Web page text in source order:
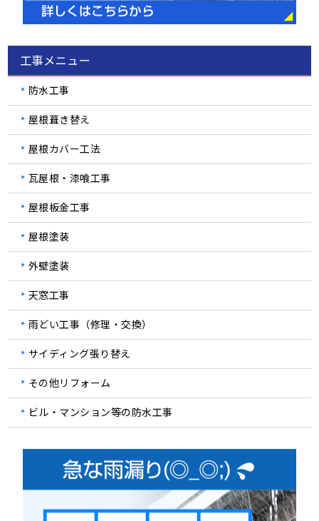
工事メニュー
防水工事
屋根葺き替え
屋根カバー工法
瓦屋根・漆喰工事
屋根板金工事
屋根塗装
外壁塗装
天窓工事
雨どい工事（修理・交換）
サイディング張り替え
その他リフォーム
ビル・マンション等の防水工事